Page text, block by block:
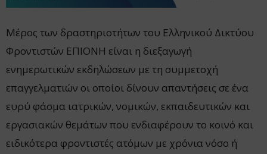
Μέρος των δραστηριοτήτων του Ελληνικού Δικτύου
Φροντιστών ΕΠΙΟΝΗ είναι η διεξαγωγή
ενημερωτικών εκδηλώσεων με τη συμμετοχή
επαγγελματιών οι οποίοι δίνουν απαντήσεις σε ένα
ευρύ φάσμα ιατρικών, νομικών, εκπαιδευτικών και
εργασιακών θεμάτων που ενδιαφέρουν το κοινό και
ειδικότερα φροντιστές ατόμων με χρόνια νόσο ή